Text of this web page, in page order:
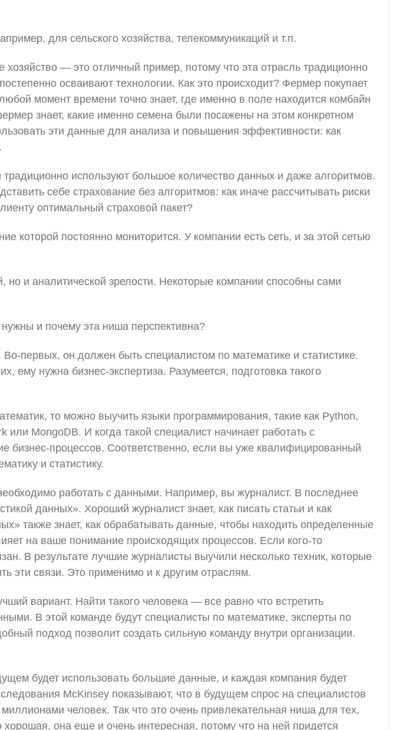
для сельского хозяйства, телекоммуникаций и т.п.
— это отличный пример, потому что эта отрасль традиционно
осваивают технологии. Как это происходит? Фермер покупает
момент времени точно знает, где именно в поле находится комбайн
знает, какие именно семена были посажены на этом конкретном
эти данные для анализа и повышения эффективности: как
используют большое количество данных и даже алгоритмов.
себе страхование без алгоритмов: как иначе рассчитывать риски
оптимальный страховой пакет?
которой постоянно мониторится. У компании есть сеть, и за этой сетью
и аналитической зрелости. Некоторые компании способны сами
и почему эта ниша перспективна?
первых, он должен быть специалистом по математике и статистике.
ему нужна бизнес-экспертиза. Разумеется, подготовка такого
то можно выучить языки программирования, такие как Python,
MongoDB. И когда такой специалист начинает работать с
бизнес-процессов. Соответственно, если вы уже квалифицированный
и статистику.
работать с данными. Например, вы журналист. В последнее
данных». Хороший журналист знает, как писать статьи и как
также знает, как обрабатывать данные, чтобы находить определенные
на ваше понимание происходящих процессов. Если кого-то
В результате лучшие журналисты выучили несколько техник, которые
эти связи. Это применимо и к другим отраслям.
вариант. Найти такого человека — все равно что встретить
В этой команде будут специалисты по математике, эксперты по
подход позволит создать сильную команду внутри организации.
будет использовать большие данные, и каждая компания будет
McKinsey показывают, что в будущем спрос на специалистов
человек. Так что это очень привлекательная ниша для тех,
она еще и очень интересная, потому что на ней придется